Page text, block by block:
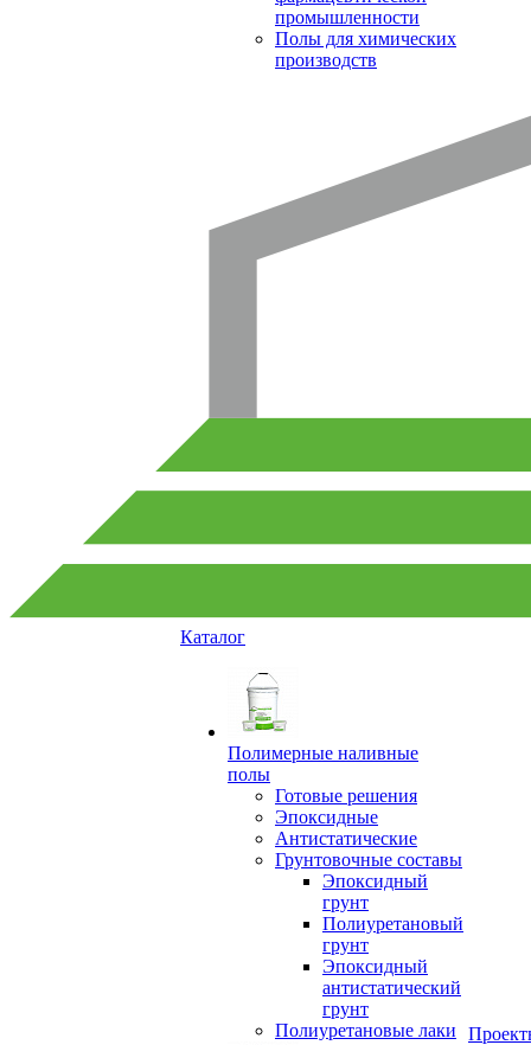
промышленности
Полы для химических
производств
Каталог
Полимерные наливные
полы
Готовые решения
Эпоксидные
Антистатические
Грунтовочные составы
Эпоксидный
грунт
Полиуретановый
грунт
Эпоксидный
антистатический
грунт
Полиуретановые лаки